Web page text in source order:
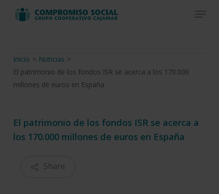
Menu
Inicio > Noticias >
El patrimonio de los fondos ISR se acerca a los 170.000
millones de euros en España
El patrimonio de los fondos ISR se acerca a
los 170.000 millones de euros en España
Share